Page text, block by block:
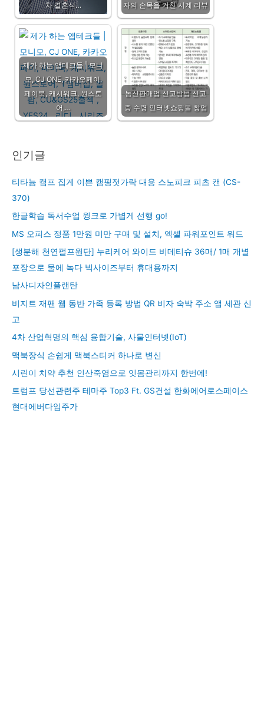
차 결혼식…
자의 손목을 거친 시계 리뷰
제가 하는 앱테크들 | 모니
모, CJ ONE, 카카오페이,
페이북, 캐시워크, 원스토
어,…
통신판매업 신고방법 신고
증 수령 인터넷쇼핑몰 창업
인기글
티타늄 캠프 집게 이쁜 캠핑젓가락 대용 스노피크 피츠 캔 (CS-
370)
한글학습 독서수업 윙크로 가볍게 선행 go!
MS 오피스 정품 1만원 미만 구매 및 설치, 엑셀 파워포인트 워드
[생분해 천연펄프원단] 누리케어 와이드 비데티슈 36매/ 1매 개별
포장으로 물에 녹다 빅사이즈부터 휴대용까지
남사디자인플랜탄
비지트 재팬 웹 동반 가족 등록 방법 QR 비자 숙박 주소 앱 세관 신
고
4차 산업혁명의 핵심 융합기술, 사물인터넷(IoT)
맥북장식 손쉽게 맥북스티커 하나로 변신
시린이 치약 추천 인산죽염으로 잇몸관리까지 한번에!
트럼프 당선관련주 테마주 Top3 Ft. GS건설 한화에어로스페이스
현대에버다임주가